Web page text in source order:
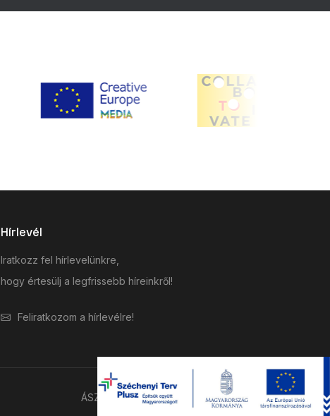
Hírlevél
Iratkozz fel hírlevelünkre,
hogy értesülj a legfrissebb híreinkről!
Feliratkozom a hírlevélre!
ÁSZF Adatkezelési tájékoztató